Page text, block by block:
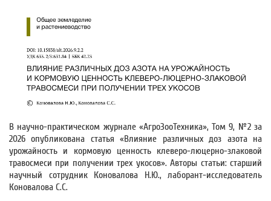
В научно-практическом журнале «АгроЗооТехника», Том 9, №2 за
2026 опубликована статья «Влияние различных доз азота на
урожайность и кормовую ценность клеверо-люцерно-злаковой
травосмеси при получении трех укосов». Авторы статьи: старший
научный сотрудник Коновалова Н.Ю., лаборант-исследователь
Коновалова С.С.